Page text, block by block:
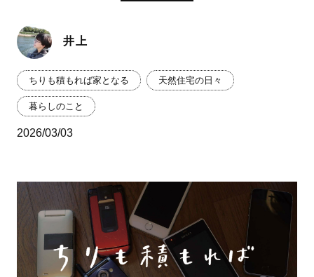
井上
ちりも積もれば家となる 天然住宅の日々
暮らしのこと
2026/03/03